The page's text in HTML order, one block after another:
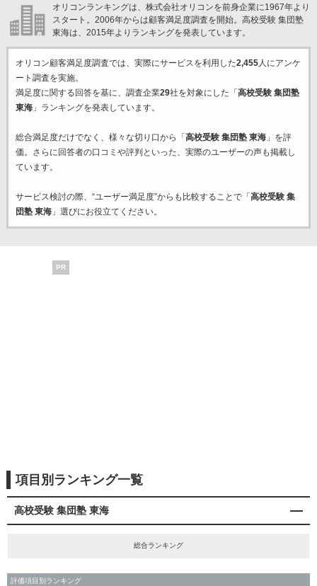
オリコンランキングは、株式会社オリコンを前身企業に1967年より
スタート。2006年からは顧客満足度調査を開始。高校受験 集団塾
東海は、2015年よりランキングを発表しています。
オリコン顧客満足度調査では、実際にサービスを利用した2,455人にアンケ
ート調査を実施。
満足度に関する回答を基に、調査企業29社を対象にした「 高校受験 集団塾
東海」ランキングを発表しています。
総合満足度だけでなく、様々な切り口から「 高校受験 集団塾 東海」を評
価。さらに回答者の口コミや評判といった、実際のユーザーの声も掲載し
ています。
サービス検討の際、“ユーザー満足度”からも比較することで「 高校受験 集
団塾 東海」選びにお役立てください。
PR
項目別ランキング一覧
高校受験 集団塾 東海
総合ランキング
評価項目別ランキング